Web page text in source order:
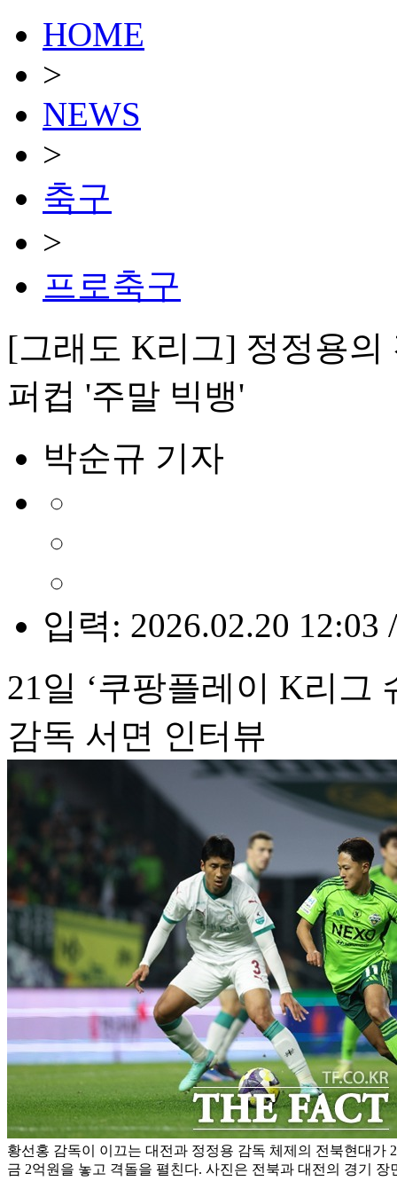
HOME
>
NEWS
>
축구
>
프로축구
[그래도 K리그] 정정용의
퍼컵 '주말 빅뱅'
박순규 기자
입력: 2026.02.20 12:03
21일 ‘쿠팡플레이 K리그
감독 서면 인터뷰
황선홍 감독이 이끄는 대전과 정정용 감독 체제의 전북현대가
금 2억원을 놓고 격돌을 펼친다. 사진은 전북과 대전의 경기 장